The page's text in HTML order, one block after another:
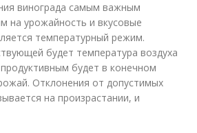
винограда самым важным
на урожайность и вкусовые
температурный режим.
будет температура воздуха
будет в конечном
Отклонения от допустимых
на произрастании, и